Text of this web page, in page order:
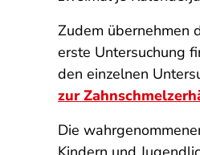
Zudem übernehmen
erste Untersuchung
den einzelnen
zur
Die